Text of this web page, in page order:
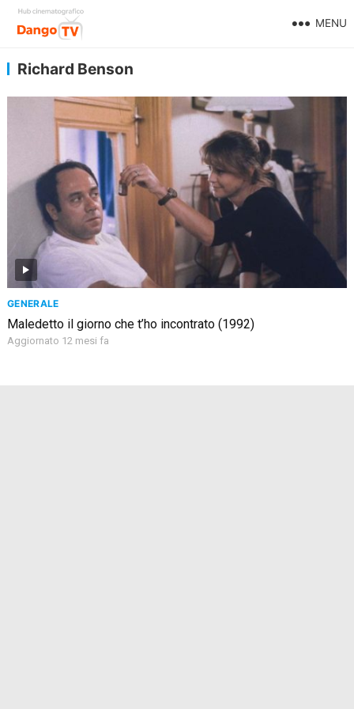
MENU
Richard Benson
GENERALE
Maledetto il giorno che t’ho incontrato (1992)
Aggiornato 12 mesi fa